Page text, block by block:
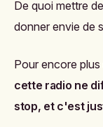
De quoi mettre
donner envie de
Pour encore plus
cette radio ne
stop, et c'est